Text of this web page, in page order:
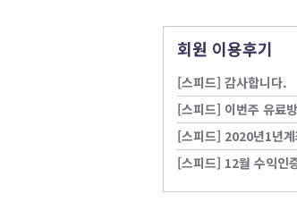
이용후기
회원 이용후기
[스피드] 감사합니다.
[스피드] 이번주 유료
[스피드] 2020년1년
[스피드] 12월 수익인